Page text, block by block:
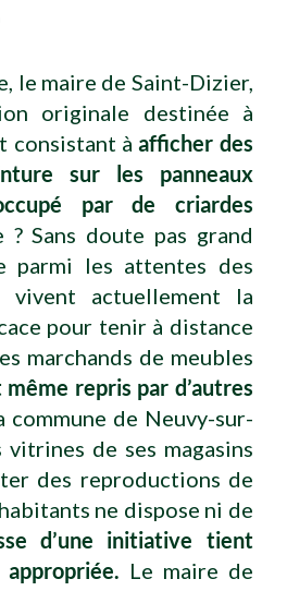
le maire de Saint-Dizier,
originale destinée à
consistant àafficher des
sur les panneaux
par de criardes
Sans doute pas grand
parmi les attentes des
vivent actuellement la
pour tenir à distance
marchands de meubles
repris par d’autres
de Neuvy-sur-
de ses magasins
des reproductions de
ne dispose ni de
d’une initiative tient
Le maire de